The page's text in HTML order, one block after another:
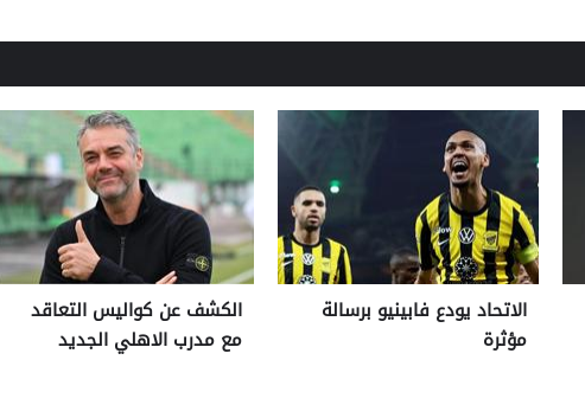
الاتحاد يودع فابينيو برسالة
مؤثرة
الكشف عن كواليس التعاقد
مع مدرب الاهلي الجديد